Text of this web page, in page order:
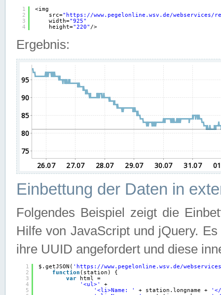
1
2
3
4
<img
src=" https://www.pegelonline.wsv.de/webservices/
width="925"
height="220" />
Ergebnis:
Einbettung der Daten in
Folgendes Beispiel zeigt die
Hilfe von JavaScript und jQuery.
ihre UUID angefordert und diese
1
2
3
4
5
$.getJSON( ' https://www.pegelonline.wsv.de/
function (station) {
var
html =
'<ul>'
+
'<li>Name: '
+ station.longname +